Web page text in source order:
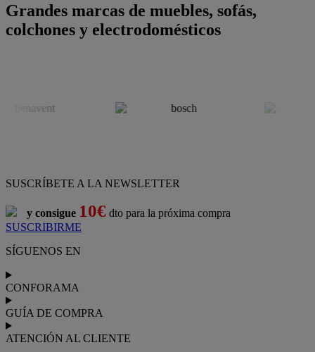
Grandes marcas de muebles, sofás,
colchones y electrodomésticos
SUSCRÍBETE A LA NEWSLETTER
y consigue 10€ dto para la próxima compra
SUSCRIBIRME
SÍGUENOS EN
CONFORAMA
GUÍA DE COMPRA
ATENCIÓN AL CLIENTE